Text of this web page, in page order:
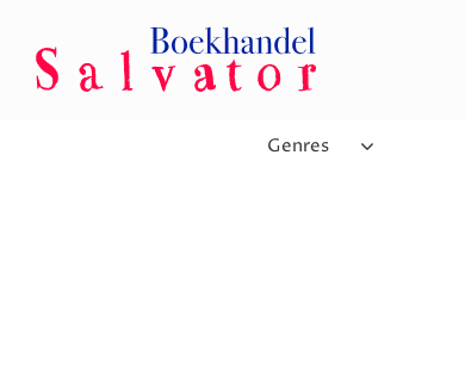
Genres